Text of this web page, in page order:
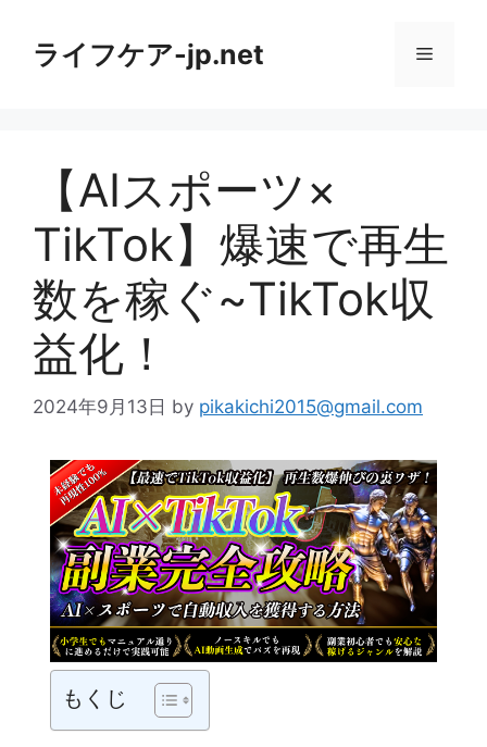
ライフケア-jp.net メ
ー
【AIスポーツ×
TikTok】爆速で再生
数を稼ぐ~TikTok収
益化！
2024年9月13日 by pikakichi2015@gmail.com
もくじ